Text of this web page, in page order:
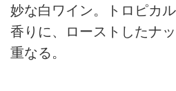
妙な白ワイン。トロピカ
香りに、ローストしたナ
重なる。